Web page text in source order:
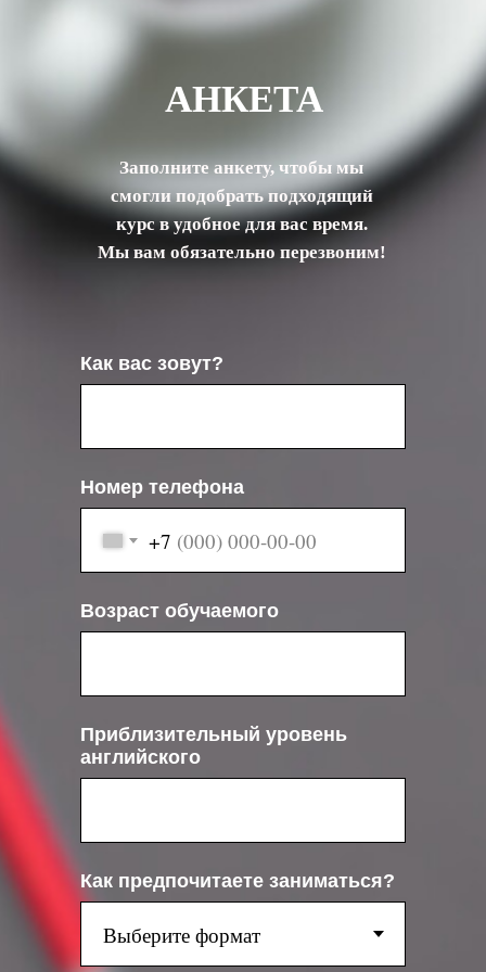
Как вас зовут?
Номер телефона
+7
Возраст обучаемого
Приблизительный уровень
английского
Как предпочитаете заниматься?
Заполните анкету, чтобы мы
смогли подобрать подходящий
курс в удобное для вас время.
Мы вам обязательно перезвоним!
АНКЕТА